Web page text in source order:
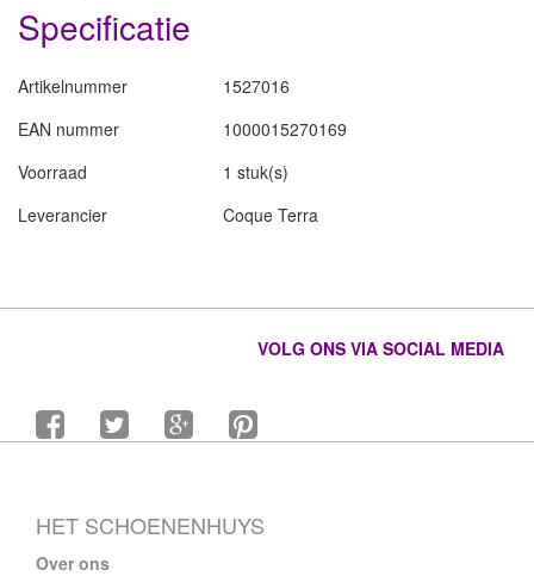
Specificatie
Artikelnummer
1527016
EAN nummer
1000015270169
Voorraad
1 stuk(s)
Leverancier
Coque Terra
VOLG ONS VIA SOCIAL MEDIA
HET SCHOENENHUYS
Over ons